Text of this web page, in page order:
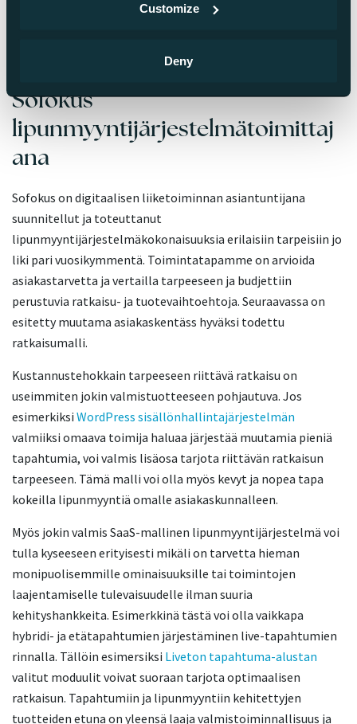
Customize
Deny
Sofokus
lipunmyyntijärjestelmätoimittaj
ana
Sofokus on digitaalisen liiketoiminnan asiantuntijana
suunnitellut ja toteuttanut
lipunmyyntijärjestelmäkokonaisuuksia erilaisiin tarpeisiin jo
liki pari vuosikymmentä. Toimintatapamme on arvioida
asiakastarvetta ja vertailla tarpeeseen ja budjettiin
perustuvia ratkaisu- ja tuotevaihtoehtoja. Seuraavassa on
esitetty muutama asiakaskentäss hyväksi todettu
ratkaisumalli.
Kustannustehokkain tarpeeseen riittävä ratkaisu on
useimmiten jokin valmistuotteeseen pohjautuva. Jos
esimerkiksi WordPress sisällönhallintajärjestelmän
valmiiksi omaava toimija haluaa järjestää muutamia pieniä
tapahtumia, voi valmis lisäosa tarjota riittävän ratkaisun
tarpeeseen. Tämä malli voi olla myös kevyt ja nopea tapa
kokeilla lipunmyyntiä omalle asiakaskunnalleen.
Myös jokin valmis SaaS-mallinen lipunmyyntijärjestelmä voi
tulla kyseeseen erityisesti mikäli on tarvetta hieman
monipuolisemmille ominaisuuksille tai toimintojen
laajentamiselle tulevaisuudelle ilman suuria
kehityshankkeita. Esimerkkinä tästä voi olla vaikkapa
hybridi- ja etätapahtumien järjestäminen live-tapahtumien
rinnalla. Tällöin esimersiksi Liveton tapahtuma-alustan
valitut moduulit voivat suoraan tarjota optimaalisen
ratkaisun. Tapahtumiin ja lipunmyyntiin kehitettyjen
tuotteiden etuna on yleensä laaja valmistoiminnallisuus ja